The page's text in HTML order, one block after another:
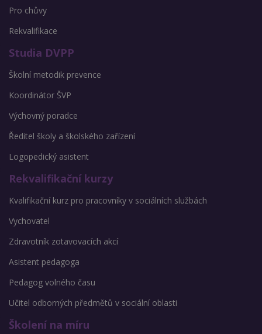
Pro chůvy
Rekvalifikace
Studia DVPP
Školní metodik prevence
Koordinátor ŠVP
Výchovný poradce
Ředitel školy a školského zařízení
Logopedický asistent
Rekvalifikační kurzy
Kvalifikační kurz pro pracovníky v sociálních službách
Vychovatel
Zdravotník zotavovacích akcí
Asistent pedagoga
Pedagog volného času
Učitel odborných předmětů v sociální oblasti
Školení na míru